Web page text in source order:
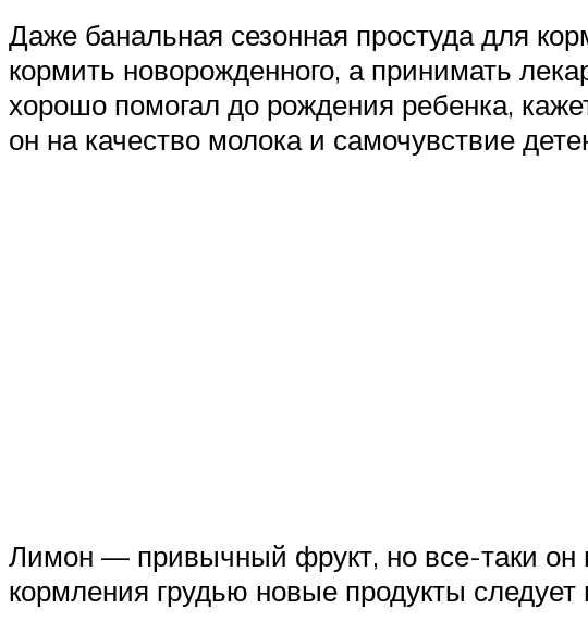
Даже банальная сезонная простуда для
кормить новорожденного, а принимать
хорошо помогал до рождения ребенка,
он на качество молока и самочувствие
Лимон — привычный фрукт, но все-таки
кормления грудью новые продукты